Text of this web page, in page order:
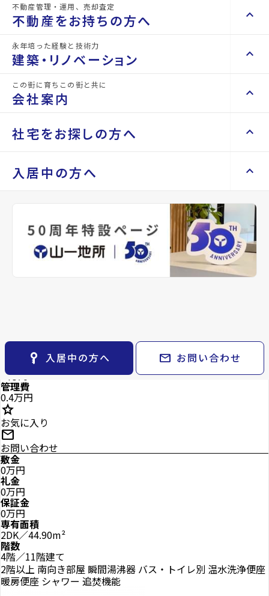
不動産を買いたい方へ keyboard_arrow_right
space_dashboard
エリアから探す
space_dashboard
土地を探す
エリアから探す
train
路線から探す
事業用・投資用を探す keyboard_arrow_right
検索条件
閲覧履歴 keyboard_arrow_right
マイホームを考え始めたら
ご購入の流れ・諸費用
不動産管理・運用、売却査定
不動産をお持ちの方へ keyboard_arrow_up
不動産をお持ちの方へ keyboard_arrow_right
山一地所の賃貸管理
不動産を貸すまでの流れ
空き家サポートサービス
不動産を売却したい keyboard_arrow_right
相続相談をしたい keyboard_arrow_right
不動産に投資したい keyboard_arrow_right
永年培った経験と技術力
建築・リノベーション keyboard_arrow_up
建築・リノベーション keyboard_arrow_right
Renotta（リノッタ） keyboard_arrow_right
この街に育ちこの街と共に
会社案内 keyboard_arrow_up
会社案内 keyboard_arrow_right
会社概要・沿革 keyboard_arrow_right
keyboard_arrow_right
パーパス keyboard_arrow_right
CM紹介
社宅をお探しの方へ keyboard_arrow_up
社宅をお探しの方へ keyboard_arrow_right
keyboard_arrow_right
レンタルオフィス keyboard_arrow_right
貸会議室 keyboard_arrow_right
open_in_new
入居中の方へ keyboard_arrow_up
keyboard_arrow_right
退去される方へ keyboard_arrow_right
※準備中 住まいのしおり（PDF）
key_vertical 入居中の方へ mail お問い合わせ
4階 space_dashboard44.90m² currency_yen50000
3階
space_dashboard44.90m² currency_yen 50000
arrow_forward
5階
space_dashboard44.90m² currency_yen51000
10階
44.90m² 52000
11階
space_dashboard 44.90m² currency_yen 53000
の物件
Properties For Rent
5万円
管理費
0.4万円
star
お気に入り
mail
お問い合わせ
敷金
0万円
礼金
0万円
保証金
0万円
専有面積
2DK／44.90m²
階数
4階／11階建て
2階以上 南向き部屋 瞬間湯沸器 バス・トイレ別 温水洗浄便座
暖房便座 シャワー 追焚機能